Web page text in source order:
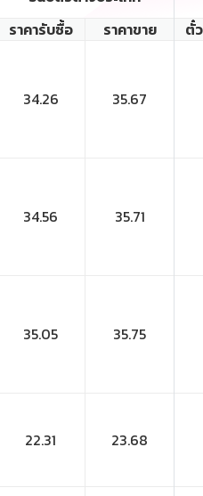
ราคารับซื้อ
ราคาขาย ตั๋
34.26 35.67
34.56 35.71
35.05 35.75
22.31 23.68